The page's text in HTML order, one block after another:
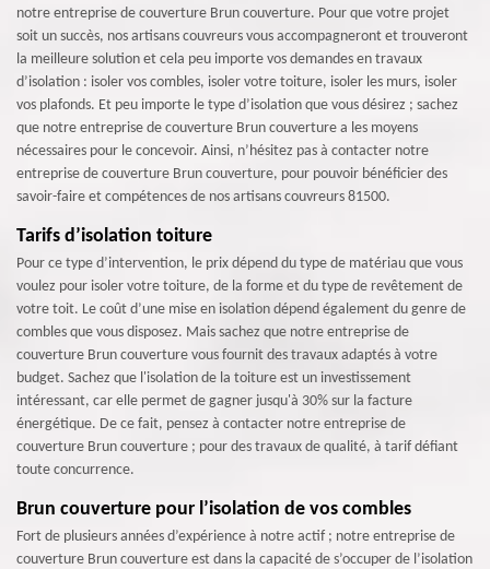
notre entreprise de couverture Brun couverture. Pour que votre projet
soit un succès, nos artisans couvreurs vous accompagneront et trouveront
la meilleure solution et cela peu importe vos demandes en travaux
d’isolation : isoler vos combles, isoler votre toiture, isoler les murs, isoler
vos plafonds. Et peu importe le type d’isolation que vous désirez ; sachez
que notre entreprise de couverture Brun couverture a les moyens
nécessaires pour le concevoir. Ainsi, n’hésitez pas à contacter notre
entreprise de couverture Brun couverture, pour pouvoir bénéficier des
savoir-faire et compétences de nos artisans couvreurs 81500.
Tarifs d’isolation toiture
Pour ce type d’intervention, le prix dépend du type de matériau que vous
voulez pour isoler votre toiture, de la forme et du type de revêtement de
votre toit. Le coût d’une mise en isolation dépend également du genre de
combles que vous disposez. Mais sachez que notre entreprise de
couverture Brun couverture vous fournit des travaux adaptés à votre
budget. Sachez que l'isolation de la toiture est un investissement
intéressant, car elle permet de gagner jusqu'à 30% sur la facture
énergétique. De ce fait, pensez à contacter notre entreprise de
couverture Brun couverture ; pour des travaux de qualité, à tarif défiant
toute concurrence.
Brun couverture pour l’isolation de vos combles
Fort de plusieurs années d’expérience à notre actif ; notre entreprise de
couverture Brun couverture est dans la capacité de s’occuper de l’isolation